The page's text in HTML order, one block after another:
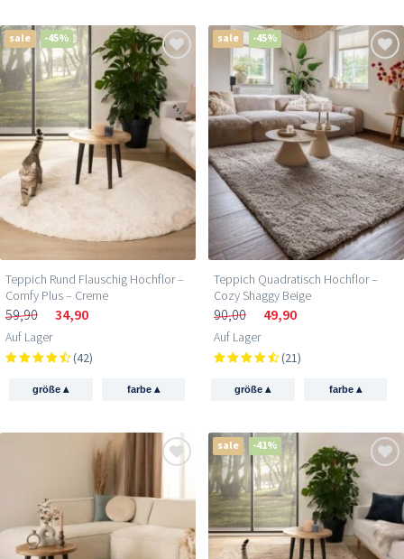
sale -45%
Teppich Rund Flauschig Hochflor –
Comfy Plus – Creme
59,90 34,90
Auf Lager
(42)
größe▴ farbe ▴
sale -45%
Teppich Quadratisch Hochflor –
Cozy Shaggy Beige
90,00 49,90
Auf Lager
(21)
größe▴ farbe ▴
sale -41%